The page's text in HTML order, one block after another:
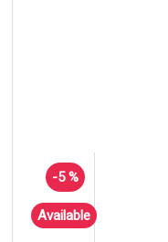
-5 %
Available